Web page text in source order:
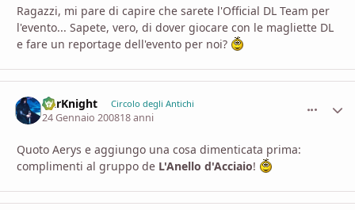
Ragazzi, mi pare di capire che sarete l'Official DL Team per
l'evento... Sapete, vero, di dover giocare con le magliette DL
e fare un reportage dell'evento per noi?
DarKnight Circolo degli Antichi
24 Gennaio 200818 anni
Quoto Aerys e aggiungo una cosa dimenticata prima:
complimenti al gruppo de L'Anello d'Acciaio!